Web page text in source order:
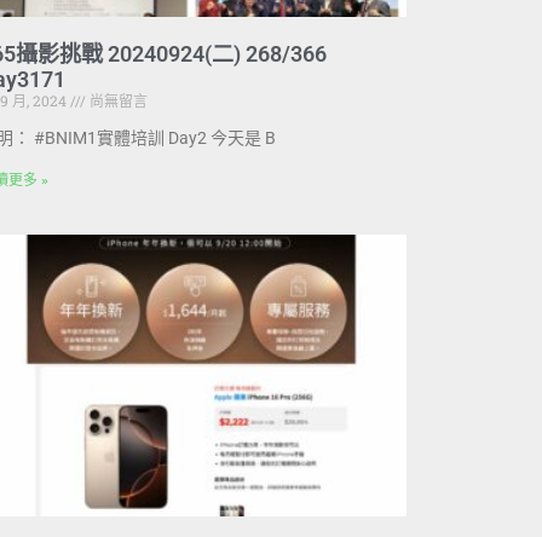
攝影挑戰 20240924(二) 268/366
月, 2024
尚無留言
： #BNIM1實體培訓 Day2 今天是 B
更多 »